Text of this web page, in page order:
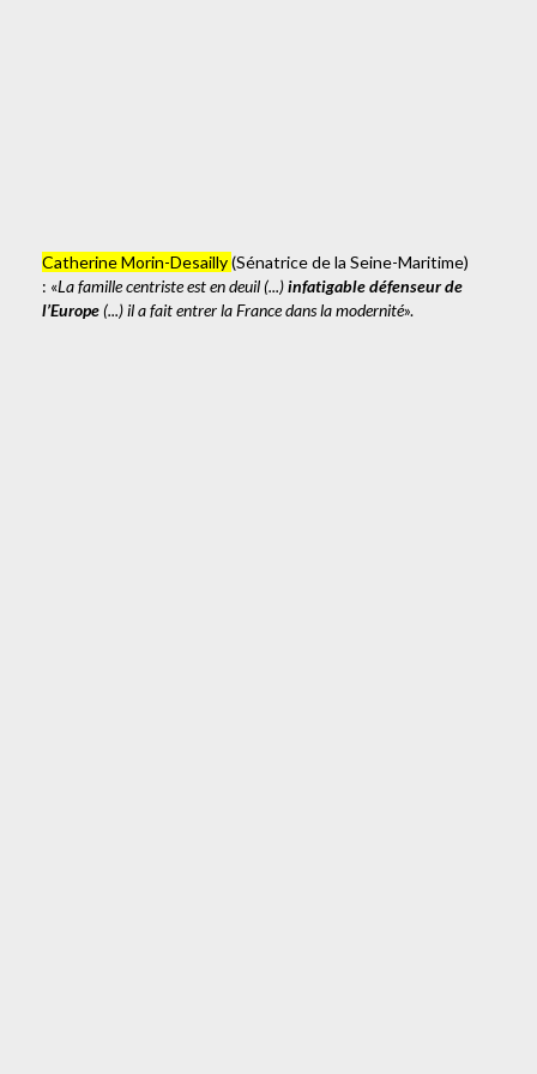
Catherine Morin-Desailly(Sénatrice de la Seine-Maritime)
: «La famille centriste est en deuil (...)infatigable défenseur de
l’Europe(...) il a fait entrer la France dans la modernité».